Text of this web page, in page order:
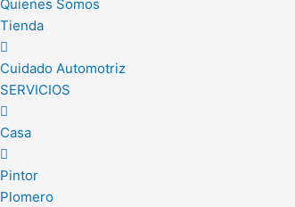
Quienes Somos
Tienda
Cuidado Automotriz
SERVICIOS
Casa
Pintor
Plomero